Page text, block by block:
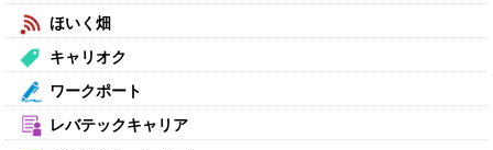
ほいく畑
キャリオク
ワークポート
レバテックキャリア